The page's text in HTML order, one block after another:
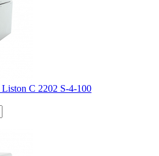
C 2202 S-4-100